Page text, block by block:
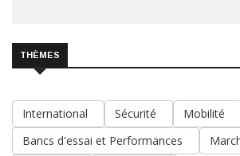
THÈMES
International Sécurité
Mobilité
Bancs d'essai et Performances